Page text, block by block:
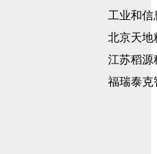
工业和信
北京天地
江苏稻源
福瑞泰克